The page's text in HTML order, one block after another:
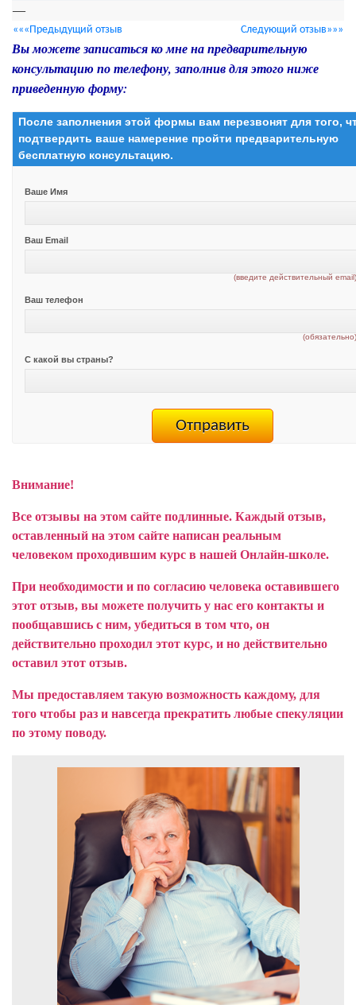
—
«««Предыдущий отзыв Следующий отзыв»»»
Вы можете записаться ко мне на предварительную
консультацию по телефону, заполнив для этого ниже
приведенную форму:
После заполнения этой формы вам перезвонят для того,
подтвердить ваше намерение пройти предварительную
бесплатную консультацию.
Ваше Имя
Ваш Email
(введите действительный
Ваш телефон
С какой вы страны?
Внимание!
Все отзывы на этом сайте подлинные. Каждый отзыв,
оставленный на этом сайте написан реальным
человеком проходившим курс в нашей Онлайн-школе.
При необходимости и по согласию человека оставившего
этот отзыв, вы можете получить у нас его контакты и
пообщавшись с ним, убедиться в том что, он
действительно проходил этот курс, и но действительно
оставил этот отзыв.
Мы предоставляем такую возможность каждому, для
того чтобы раз и навсегда прекратить любые спекуляции
по этому поводу.